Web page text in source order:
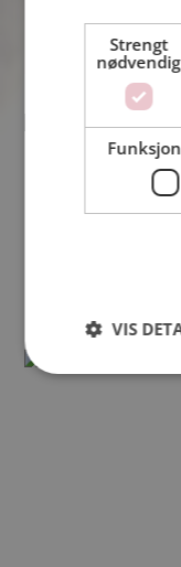
Strengt
nødvendig
VIS